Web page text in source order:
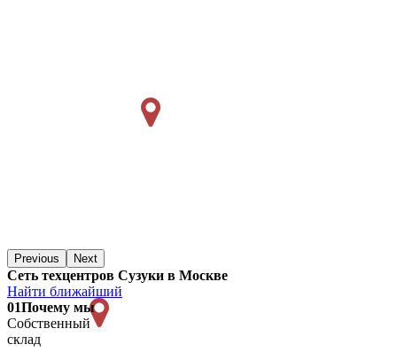
Previous Next
Сеть техцентров Сузуки в Москве
Найти ближайший
01Почему мы
Собственный
склад